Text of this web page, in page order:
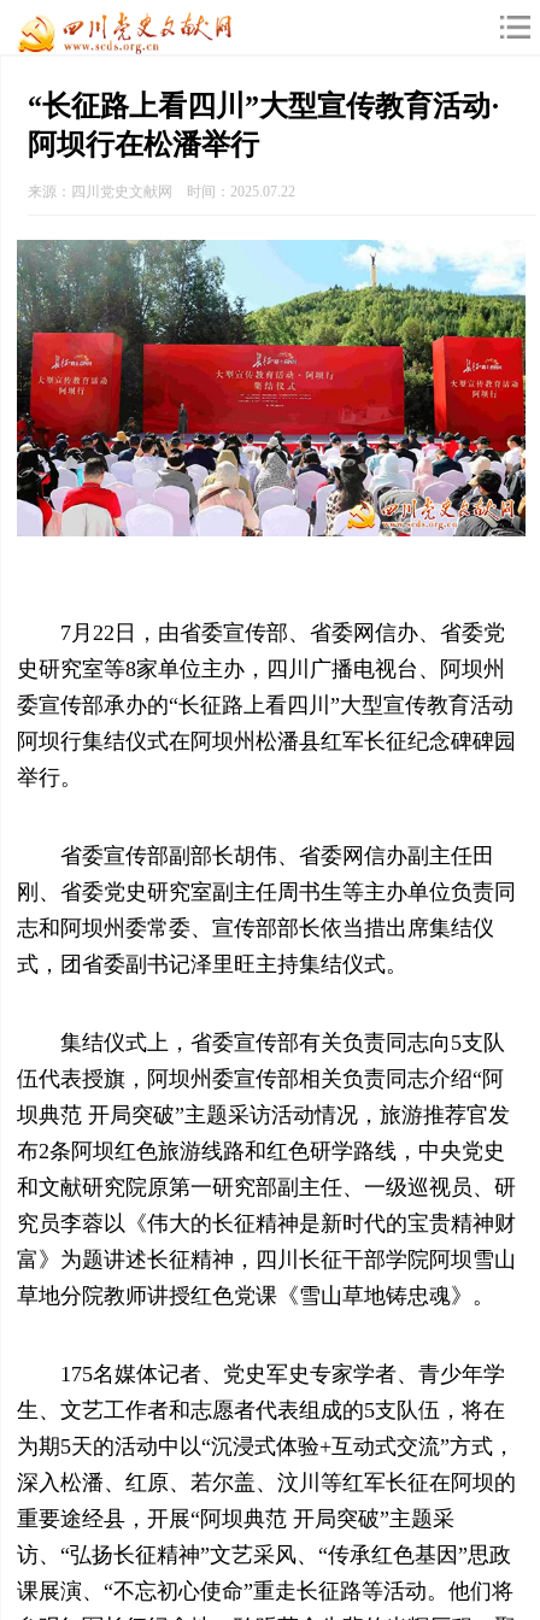
“长征路上看四川”大型宣传教育活动·
阿坝行在松潘举行
来源：四川党史文献网 时间：2025.07.22
7月22日，由省委宣传部、省委网信办、省委党
史研究室等8家单位主办，四川广播电视台、阿坝州
委宣传部承办的“长征路上看四川”大型宣传教育活动
阿坝行集结仪式在阿坝州松潘县红军长征纪念碑碑园
举行。
省委宣传部副部长胡伟、省委网信办副主任田
刚、省委党史研究室副主任周书生等主办单位负责同
志和阿坝州委常委、宣传部部长依当措出席集结仪
式，团省委副书记泽里旺主持集结仪式。
集结仪式上，省委宣传部有关负责同志向5支队
伍代表授旗，阿坝州委宣传部相关负责同志介绍“阿
坝典范 开局突破”主题采访活动情况，旅游推荐官发
布2条阿坝红色旅游线路和红色研学路线，中央党史
和文献研究院原第一研究部副主任、一级巡视员、研
究员李蓉以《伟大的长征精神是新时代的宝贵精神财
富》为题讲述长征精神，四川长征干部学院阿坝雪山
草地分院教师讲授红色党课《雪山草地铸忠魂》。
175名媒体记者、党史军史专家学者、青少年学
生、文艺工作者和志愿者代表组成的5支队伍，将在
为期5天的活动中以“沉浸式体验+互动式交流”方式，
深入松潘、红原、若尔盖、汶川等红军长征在阿坝的
重要途经县，开展“阿坝典范 开局突破”主题采
访、“弘扬长征精神”文艺采风、“传承红色基因”思政
课展演、“不忘初心使命”重走长征路等活动。他们将